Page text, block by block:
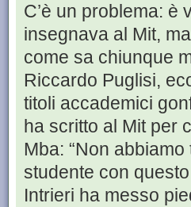
C’è un problema: è
insegnava al Mit,
come sa chiunque
Riccardo Puglisi,
titoli accademici
ha scritto al Mit per
Mba: “Non
studente con
Intrieri ha messo